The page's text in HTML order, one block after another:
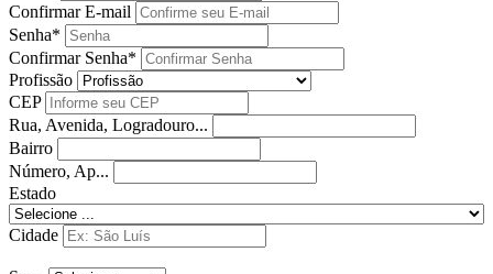
Confirmar E-mail
Senha*
Confirmar Senha*
Profissão
CEP
Rua, Avenida, Logradouro...
Bairro
Número, Ap...
Estado
Cidade